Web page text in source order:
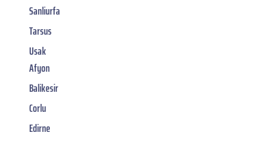
Sanliurfa
Tarsus
Usak
Afyon
Balikesir
Corlu
Edirne